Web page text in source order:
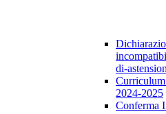
di-
2024-2025
Conferma